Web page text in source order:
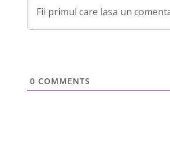
0 COMMENTS